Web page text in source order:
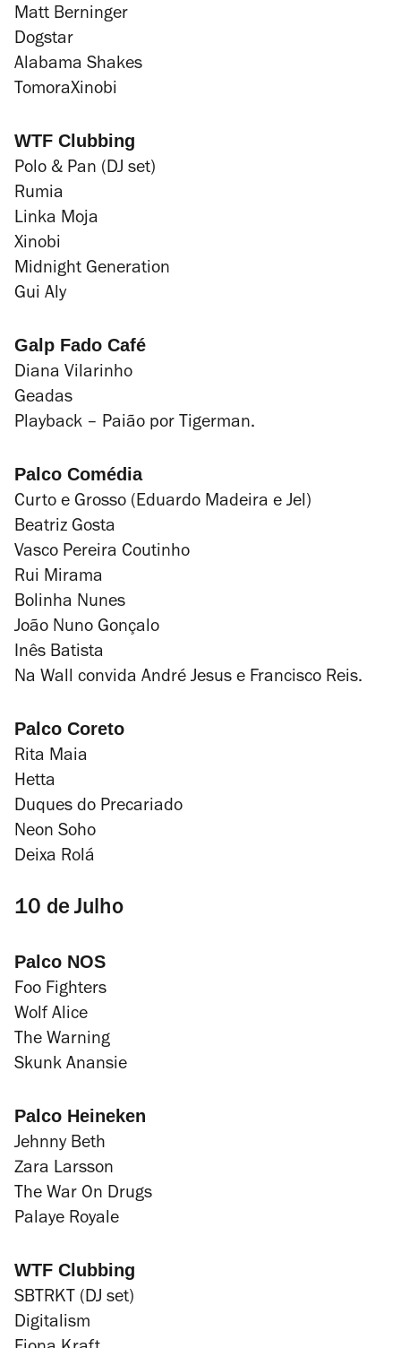
Matt Berninger
Dogstar
Alabama Shakes
TomoraXinobi
WTF Clubbing
Polo & Pan (DJ set)
Rumia
Linka Moja
Xinobi
Midnight Generation
Gui Aly
Galp Fado Café
Diana Vilarinho
Geadas
Playback – Paião por Tigerman.
Palco Comédia
Curto e Grosso (Eduardo Madeira e Jel)
Beatriz Gosta
Vasco Pereira Coutinho
Rui Mirama
Bolinha Nunes
João Nuno Gonçalo
Inês Batista
Na Wall convida André Jesus e Francisco Reis.
Palco Coreto
Rita Maia
Hetta
Duques do Precariado
Neon Soho
Deixa Rolá
10 de Julho
Palco NOS
Foo Fighters
Wolf Alice
The Warning
Skunk Anansie
Palco Heineken
Jehnny Beth
Zara Larsson
The War On Drugs
Palaye Royale
WTF Clubbing
SBTRKT (DJ set)
Digitalism